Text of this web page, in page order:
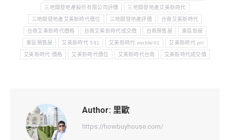
三地開發地產股份有限公司評價 三地開發地產艾美新時代
三地開發地產艾美新時代價位 三地開發地產評價 台南艾美新時代
台南艾美新時代價格 台南艾美新時代成交價 台南預售屋 東區新屋
東區預售屋 艾美新時代 591 艾美新時代 mobile01 艾美新時代 ptt
艾美新時代 價格 艾美新時代價位 艾美新時代台南 艾美新時代成交價
Author: 里歐
https://howbuyhouse.com/